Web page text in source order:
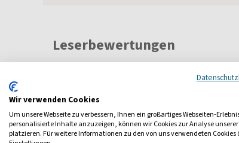
Leserbewertungen
Wir verwenden Cookies
Um unsere Webseite zu verbessern, Ihnen ein großartiges Webseiten-
personalisierte Inhalte anzuzeigen, können wir Cookies zur Analyse
platzieren. Für weitere Informationen zu den von uns verwendeten Cookies